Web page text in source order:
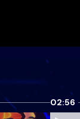
02:56